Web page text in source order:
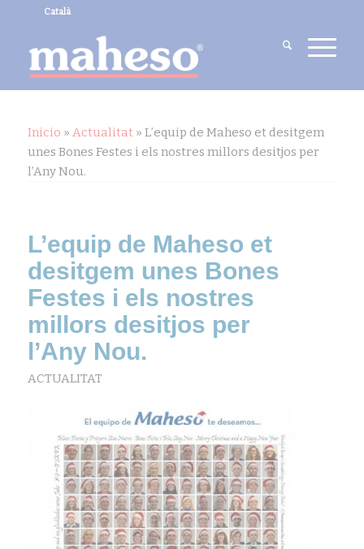
Català
Inicio » Actualitat » L’equip de Maheso et desitgem
unes Bones Festes i els nostres millors desitjos per
l’Any Nou.
L’equip de Maheso et
desitgem unes Bones
Festes i els nostres
millors desitjos per
l’Any Nou.
ACTUALITAT